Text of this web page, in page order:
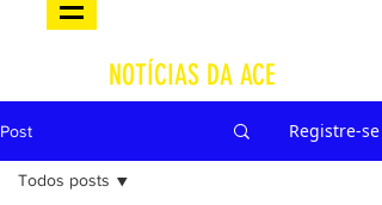
NOTÍCIAS DA ACE
Post Registre-se
Todos posts